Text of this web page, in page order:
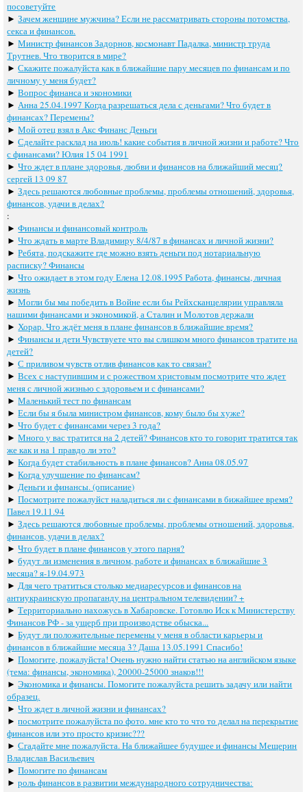
посоветуйте
►Зачем женщине мужчина? Если не рассматривать стороны потомства,
секса и финансов.
►Министр финансов Задорнов, космонавт Падалка, министр труда
Трутнев. Что творится в мире?
►Скажите пожалуйста как в ближайшие пару месяцев по финансам и по
личному у меня будет?
►Вопрос финанса и экономики
► Анна 25.04.1997 Когда разрешаться дела с деньгами? Что будет в
финансах? Перемены?
►Мой отец взял в Акс Финанс Деньги
►Сделайте расклад на июль! какие события в личной жизни и работе? Что
с финансами? Юлия 15 04 1991
►Что ждет в плане здоровья, любви и финансов на ближайший месяц?
сергей 13 09 87
►Здесь решаются любовные проблемы, проблемы отношений, здоровья,
финансов, удачи в делах?
:
►Финансы и финансовый контроль
►Что ждать в марте Владимиру 8/4/87 в финансах и личной жизни?
►Ребята, подскажите где можно взять деньги под нотариальную
расписку? Финансы
►Что ожидает в этом году Елена 12.08.1995 Работа, финансы, личная
жизнь
►Могли бы мы победить в Войне если бы Рейхсканцелярии управляла
нашими финансами и экономикой, а Сталин и Молотов держали
►Хорар. Что ждёт меня в плане финансов в ближайшие время?
►Финансы и дети Чувствуете что вы слишком много финансов тратите на
детей?
►С приливом чувств отлив финансов как то связан?
►Всех с наступившим и с рожеством христовым посмотрите что ждет
меня с личной жизнью с здоровьем и с финансами?
►Маленький тест по финансам
►Если бы я была министром финансов, кому было бы хуже?
►Что будет с финансами через 3 года?
►Много у вас тратится на 2 детей? Финансов кто то говорит тратится так
же как и на 1 правдо ли это?
►Когда будет стабильность в плане финансов? Анна 08.05.97
►Когда улучшение по финансам?
► Деньги и финансы. (описание)
►Посмотрите пожалуйст наладиться ли с финансами в бижайшее время?
Павел 19.11.94
►Здесь решаются любовные проблемы, проблемы отношений, здоровья,
финансов, удачи в делах?
►Что будет в плане финансов у этого парня?
►будут ли изменения в личном, работе и финансах в ближайшие 3
месяца? я-19.04.973
► Для чего тратиться столько медиаресурсов и финансов на
антиукраинскую пропаганду на центральном телевидении? +
►Территориально нахожусь в Хабаровске. Готовлю Иск к Министерству
Финансов РФ - за ущерб при производстве обыска...
►Будут ли положительные перемены у меня в области карьеры и
финансов в ближайшие месяца 3? Даша 13.05.1991 Спасибо!
►Помогите, пожалуйста! Очень нужно найти статью на английском языке
(тема: финансы, экономика), 20000-25000 знаков!!!
►Экономика и финансы. Помогите пожалуйста решить задачу или найти
образец.
►Что ждет в личной жизни и финансах?
►посмотрите пожалуйста по фото. мне кто то что то делал на перекрытие
финансов или это просто кризис???
►Сгадайте мне пожалуйста. На ближайшее будущее и финансы Мещерин
Владислав Васильевич
►Помогите по финансам
►роль финансов в развитии международного сотрудничества: